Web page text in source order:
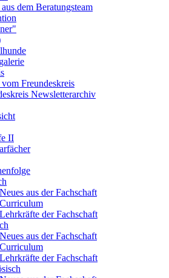
dem Beratungsteam
vom Freundeskreis
Newsletterarchiv
II
Neues aus der Fachschaft
Curriculum
Lehrkräfte der Fachschaft
Neues aus der Fachschaft
Curriculum
Lehrkräfte der Fachschaft